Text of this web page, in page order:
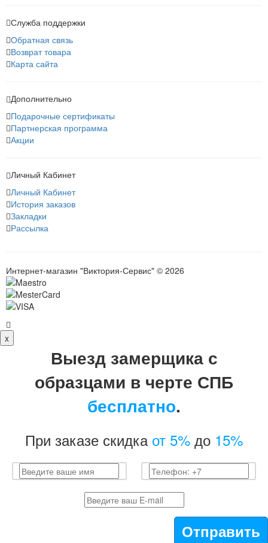
Служба поддержки
Обратная связь
Возврат товара
Карта сайта
Дополнительно
Подарочные сертификаты
Партнерская программа
Акции
Личный Кабинет
Личный Кабинет
История заказов
Закладки
Рассылка
Интернет-магазин "Виктория-Сервис" © 2026
x
Выезд замерщика с
образцами в черте СПБ
бесплатно.
При заказе скидка от 5% до 15%
Отправить